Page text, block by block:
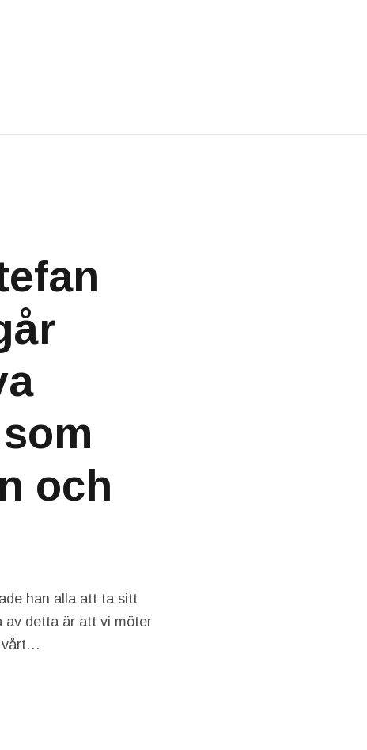
och
han alla att ta sitt
av detta är att vi möter
vårt…